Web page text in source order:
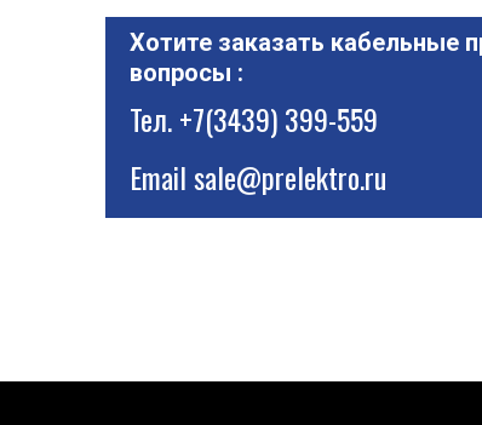
Хотите заказать кабельные
вопросы :
Тел.+7(3439) 399-559
Emailsale@prelektro.ru